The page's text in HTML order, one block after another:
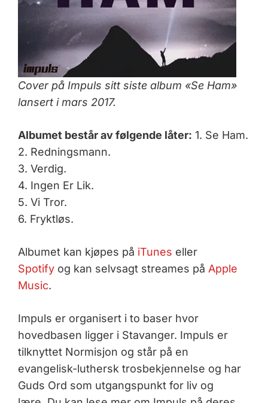
Cover på Impuls sitt siste album «Se Ham»
lansert i mars 2017.
Albumet består av følgende låter: 1. Se Ham.
2. Redningsmann.
3. Verdig.
4. Ingen Er Lik.
5. Vi Tror.
6. Fryktløs.
Albumet kan kjøpes på iTunes eller
Spotifyog kan selvsagt streames på Apple
Music.
Impuls er organisert i to baser hvor
hovedbasen ligger i Stavanger. Impuls er
tilknyttet Normisjon og står på en
evangelisk-luthersk trosbekjennelse og har
Guds Ord som utgangspunkt for liv og